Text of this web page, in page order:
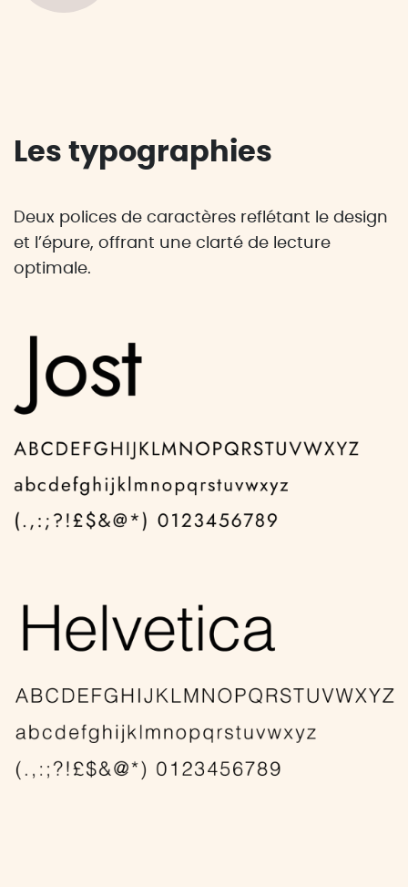
Les typographies
Deux polices de caractères reflétant le design
et l’épure, offrant une clarté de lecture
optimale.